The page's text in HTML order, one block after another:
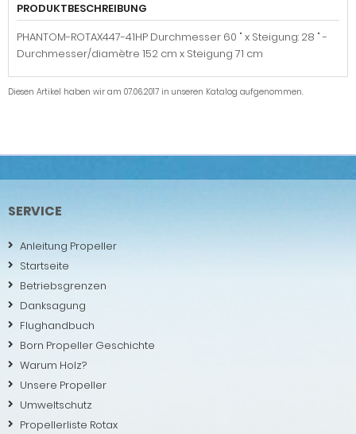
PRODUKTBESCHREIBUNG
PHANTOM-ROTAX447-41HP Durchmesser 60 " x Steigung: 28 " -
Durchmesser/diamètre 152 cm x Steigung 71 cm
Diesen Artikel haben wir am 07.06.2017 in unseren Katalog aufgenommen.
SERVICE
Anleitung Propeller
Startseite
Betriebsgrenzen
Danksagung
Flughandbuch
Born Propeller Geschichte
Warum Holz?
Unsere Propeller
Umweltschutz
Propellerliste Rotax